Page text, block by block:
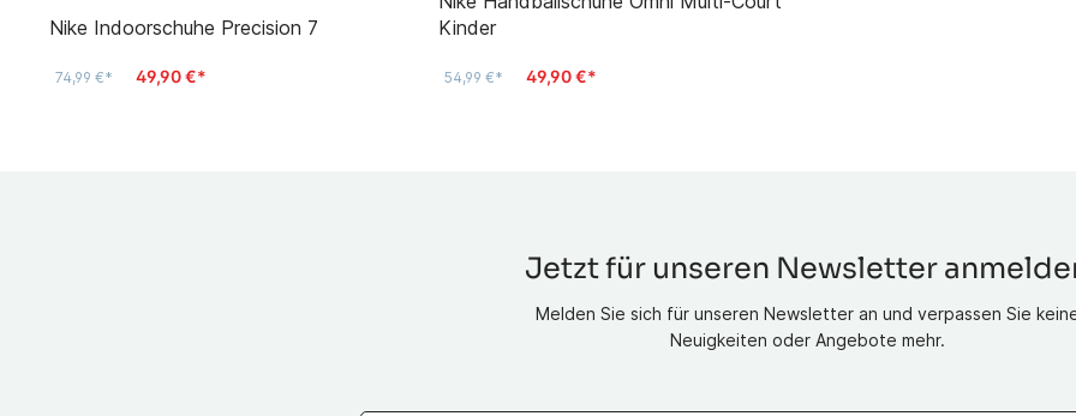
Nike Indoorschuhe Precision 7
74,99 €* 49,90 €*
Kinder
54,99 €* 49,90 €*
Jetzt für unseren Newsletter
Melden Sie sich für unseren Newsletter an und verpassen Sie
Neuigkeiten oder Angebote mehr.